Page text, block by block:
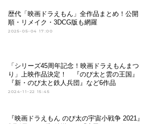
歴代「映画ドラえもん」全作品まとめ！公開
順・リメイク・3DCG版も網羅
2025-05-04 17:00
「シリーズ45周年記念！映画ドラえもんまつ
り」上映作品決定！ 『のび太と雲の王国』
『新・のび太と鉄人兵団』など6作品
2024-11-22 15:45
『映画ドラえもん のび太の宇宙小戦争 2021』